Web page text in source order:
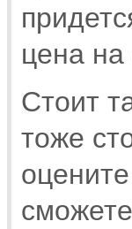
цена на
Стоит
тоже